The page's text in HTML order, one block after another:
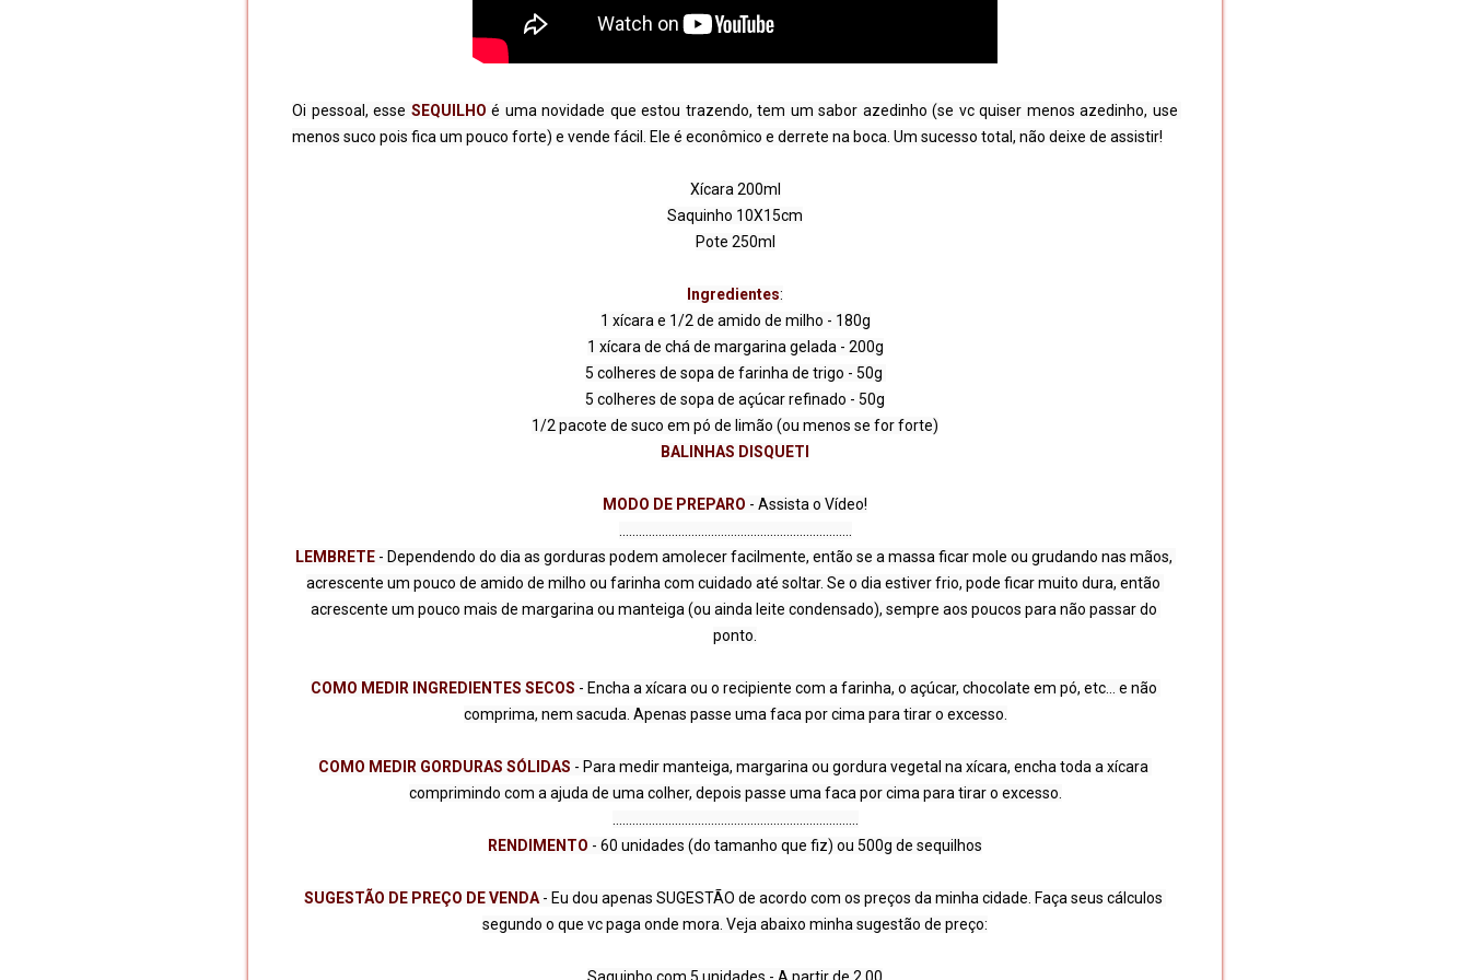
Oi pessoal, esse SEQUILHO é uma novidade que estou trazendo, tem um sabor azedinho (se vc quiser menos azedinho, use
menos suco pois fica um pouco forte) e vende fácil. Ele é econômico e derrete na boca. Um sucesso total, não deixe de assistir!
Xícara 200ml
Saquinho 10X15cm
Pote 250ml
Ingredientes:
1 xícara e 1/2 de amido de milho - 180g
1 xícara de chá de margarina gelada - 200g
5 colheres de sopa de farinha de trigo - 50g
5 colheres de sopa de açúcar refinado - 50g
BALINHAS DISQUETI
MODO DE PREPARO - Assista o Vídeo!
LEMBRETE - Dependendo do dia as gorduras podem amolecer facilmente, então se a massa ficar mole ou grudando nas mãos,
acrescente um pouco de amido de milho ou farinha com cuidado até soltar. Se o dia estiver frio, pode ficar muito dura, então
acrescente um pouco mais de margarina ou manteiga (ou ainda leite condensado), sempre aos poucos para não passar do
COMO MEDIR INGREDIENTES SECOS - Encha a xícara ou o recipiente com a farinha, o açúcar, chocolate em pó, etc… e não
comprima, nem sacuda. Apenas passe uma faca por cima para tirar o excesso.
COMO MEDIR GORDURAS SÓLIDAS - Para medir manteiga, margarina ou gordura vegetal na xícara, encha toda a xícara
comprimindo com a ajuda de uma colher, depois passe uma faca por cima para tirar o excesso.
RENDIMENTO - 60 unidades (do tamanho que fiz) ou 500g de sequilhos
SUGESTÃO DE PREÇO DE VENDA - Eu dou apenas SUGESTÃO de acordo com os preços da minha cidade. Faça seus cálculos
segundo o que vc paga onde mora. Veja abaixo minha sugestão de preço:
Saquinho com 5 unidades - A partir de 2,00